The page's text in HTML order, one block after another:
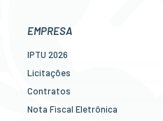
Legislação
EMPRESA
IPTU 2026
Licitações
Contratos
Nota Fiscal Eletrônica